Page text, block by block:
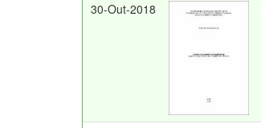
30-Out-2018